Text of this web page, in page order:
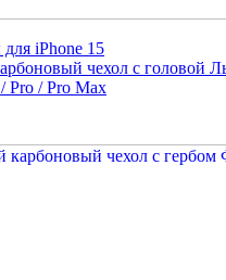
iPhone 15
чехол с головой
Pro / Pro Max